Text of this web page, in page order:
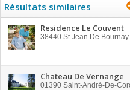
Résultats similaires
Residence Le Couvent
38440 St Jean De Bournay
Chateau De Vernange
01390 Saint-André-De-